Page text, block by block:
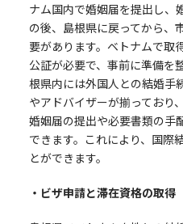
ナム国内で婚姻届を提出し、
の後、島根県に戻ってから、
要があります。ベトナムで取
公証が必要で、事前に準備を
根県内には外国人との結婚手
やアドバイザーが揃っており
婚姻届の提出や必要書類の手
できます。これにより、国際
とができます。
・ビザ申請と滞在資格の取得